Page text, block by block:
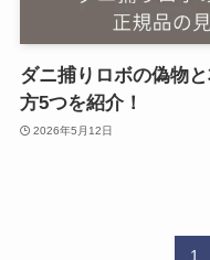
ダニ捕りロボの偽物
方5つを紹介！
2026年5月12日
1